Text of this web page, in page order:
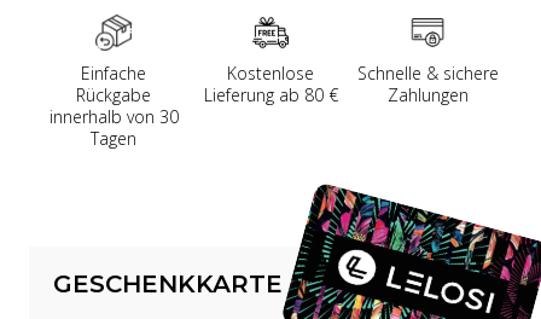
Einfache
Rückgabe
innerhalb von 30
Tagen
Kostenlose
Lieferung ab 80 €
Schnelle & sichere
Zahlungen
GESCHENKKARTE